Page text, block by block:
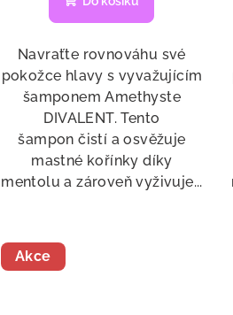
Navraťte rovnováhu své
pokožce hlavy s vyvažujícím
šamponem Amethyste
DIVALENT. Tento
šampon čistí a osvěžuje
mastné kořínky díky
mentolu a zároveň vyživuje...
Akce